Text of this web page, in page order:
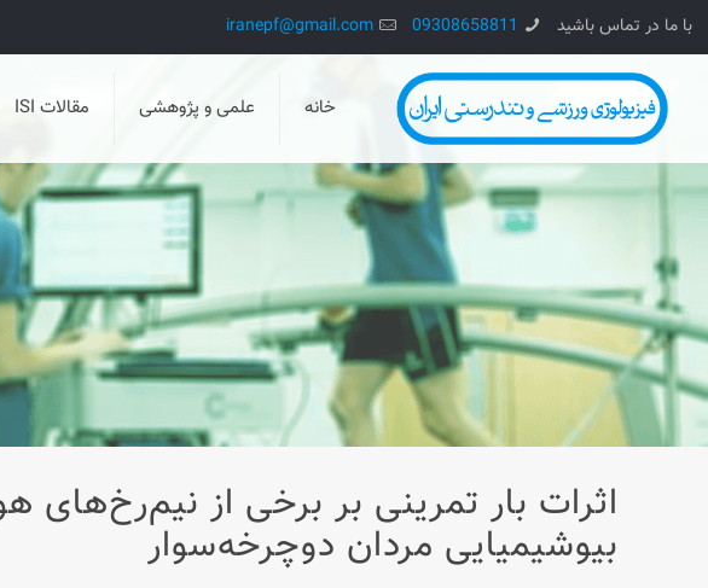
با ما در تماس باشید 09308658811
iranepf@gmail.com
خانه علمی و پژوهشی مقالات ISI
اثرات بار تمرينی بر برخی از
بيوشيميايی مردان دوچرخه‌سوار